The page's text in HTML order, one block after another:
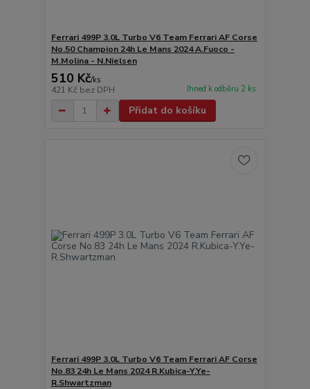
Ferrari 499P 3.0L Turbo V6 Team Ferrari AF Corse
No.50 Champion 24h Le Mans 2024 A.Fuoco -
M.Molina - N.Nielsen
510 Kč/ks
421 Kč bez DPH Ihned k odběru 2 ks
Přidat do košíku
Ferrari 499P 3.0L Turbo V6 Team Ferrari AF Corse
No.83 24h Le Mans 2024 R.Kubica-Y.Ye-
R.Shwartzman